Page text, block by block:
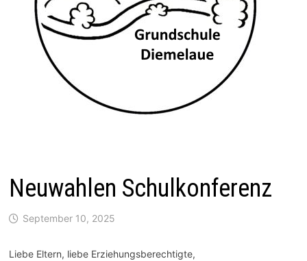
Neuwahlen Schulkonferenz
September 10, 2025
Liebe Eltern, liebe Erziehungsberechtigte,